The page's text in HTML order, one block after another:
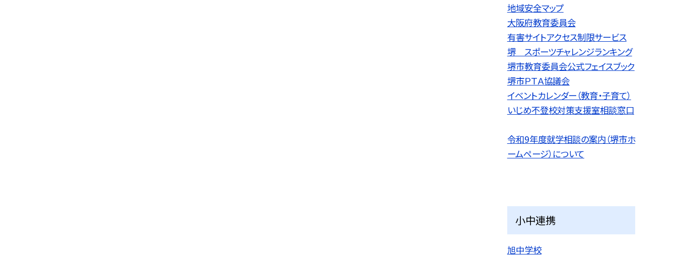
地域安全マップ
大阪府教育委員会
有害サイトアクセス制限サービス
堺 スポーツチャレンジランキング
堺市教育委員会公式フェイスブック
堺市ＰＴＡ協議会
イベントカレンダー（教育・子育て）
いじめ不登校対策支援室相談窓口
令和9年度就学相談の案内（堺市ホ
ームページ）について
小中連携
旭中学校